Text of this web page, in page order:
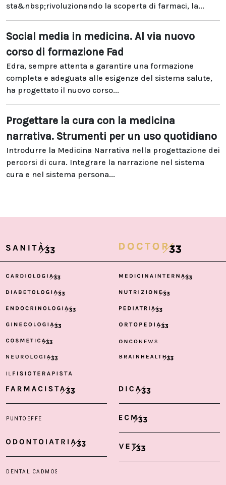
sta&nbsp;rivoluzionando la scoperta di farmaci, la...
Social media in medicina. Al via nuovo
corso di formazione Fad
Edra, sempre attenta a garantire una formazione
completa e adeguata alle esigenze del sistema salute,
ha progettato il nuovo corso...
Progettare la cura con la medicina
narrativa. Strumenti per un uso quotidiano
Introdurre la Medicina Narrativa nella progettazione dei
percorsi di cura. Integrare la narrazione nel sistema
cura e nel sistema persona...